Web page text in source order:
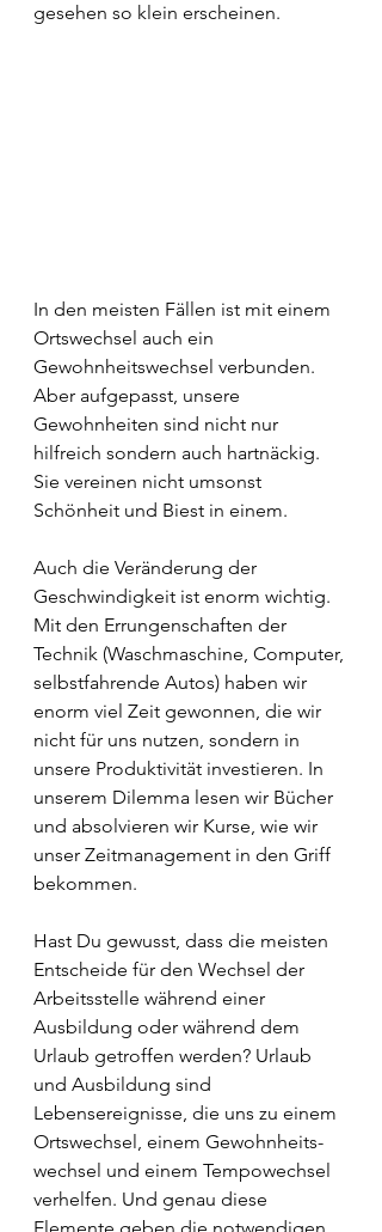
gesehen so klein erscheinen.
In den meisten Fällen ist mit einem
Ortswechsel auch ein
Gewohnheitswechsel verbunden.
Aber aufgepasst, unsere
Gewohnheiten sind nicht nur
hilfreich sondern auch hartnäckig.
Sie vereinen nicht umsonst
Schönheit und Biest in einem.
Auch die Veränderung der
Geschwindigkeit ist enorm wichtig.
Mit den Errungenschaften der
Technik (Waschmaschine, Computer,
selbstfahrende Autos) haben wir
enorm viel Zeit gewonnen, die wir
nicht für uns nutzen, sondern in
unsere Produktivität investieren. In
unserem Dilemma lesen wir Bücher
und absolvieren wir Kurse, wie wir
unser Zeitmanagement in den Griff
bekommen.
Hast Du gewusst, dass die meisten
Entscheide für den Wechsel der
Arbeitsstelle während einer
Ausbildung oder während dem
Urlaub getroffen werden? Urlaub
und Ausbildung sind
Lebensereignisse, die uns zu einem
Ortswechsel, einem Gewohnheits­
wechsel und einem Tempowechsel
verhelfen. Und genau diese